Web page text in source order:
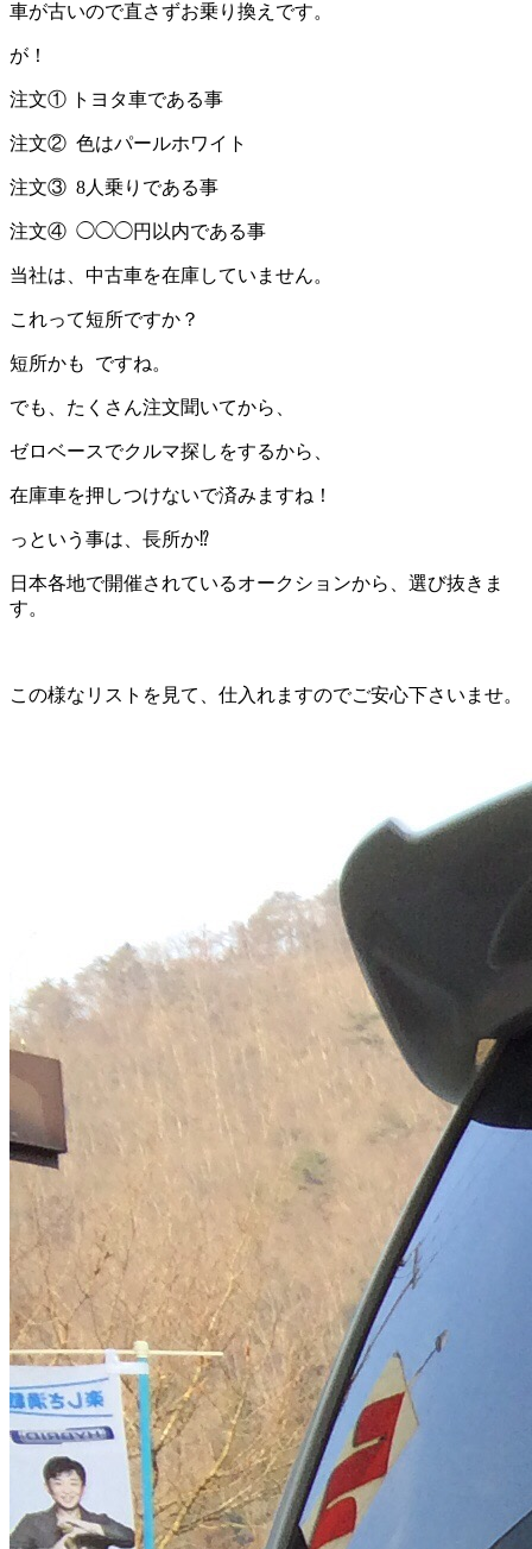
車が古いので直さずお乗り換えです。
が！
注文① トヨタ車である事
注文② 色はパールホワイト
注文③ 8人乗りである事
注文④ ◯◯◯円以内である事
当社は、中古車を在庫していません。
これって短所ですか？
短所かも ですね。
でも、たくさん注文聞いてから、
ゼロベースでクルマ探しをするから、
在庫車を押しつけないで済みますね！
っという事は、長所か⁉️
日本各地で開催されているオークションから、選び抜きま
す。
この様なリストを見て、仕入れますのでご安心下さいませ。